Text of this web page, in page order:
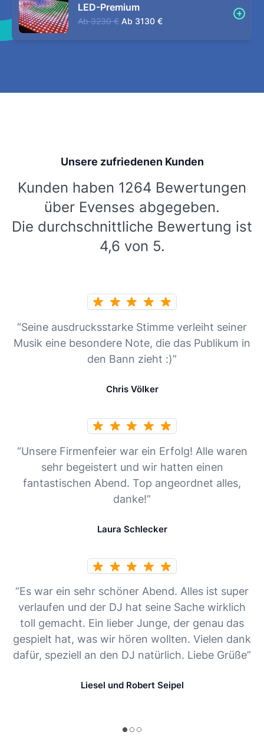
LED-Premium
Ab 3230 € Ab 3130 €
Unsere zufriedenen Kunden
Kunden haben 1264 Bewertungen
über Evenses abgegeben.
Die durchschnittliche Bewertung ist
4,6 von 5.
“Seine ausdrucksstarke Stimme verleiht seiner
Musik eine besondere Note, die das Publikum in
den Bann zieht :)”
Chris Völker
“Unsere Firmenfeier war ein Erfolg! Alle waren
sehr begeistert und wir hatten einen
fantastischen Abend. Top angeordnet alles,
danke!”
Laura Schlecker
“Es war ein sehr schöner Abend. Alles ist super
verlaufen und der DJ hat seine Sache wirklich
toll gemacht. Ein lieber Junge, der genau das
gespielt hat, was wir hören wollten. Vielen dank
dafür, speziell an den DJ natürlich. Liebe Grüße”
Liesel und Robert Seipel